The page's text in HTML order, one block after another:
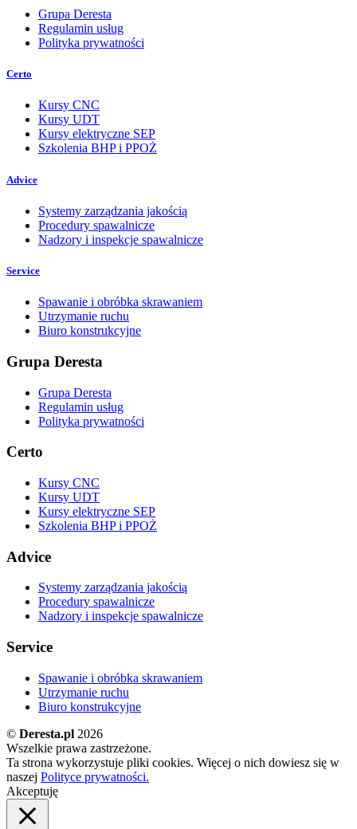
Grupa Deresta
Regulamin usług
Polityka prywatności
Certo
Kursy CNC
Kursy UDT
Kursy elektryczne SEP
Szkolenia BHP i PPOŻ
Advice
Systemy zarządzania jakością
Procedury spawalnicze
Nadzory i inspekcje spawalnicze
Service
Spawanie i obróbka skrawaniem
Utrzymanie ruchu
Biuro konstrukcyjne
Grupa Deresta
Grupa Deresta
Regulamin usług
Polityka prywatności
Certo
Kursy CNC
Kursy UDT
Kursy elektryczne SEP
Szkolenia BHP i PPOŻ
Advice
Systemy zarządzania jakością
Procedury spawalnicze
Nadzory i inspekcje spawalnicze
Service
Spawanie i obróbka skrawaniem
Utrzymanie ruchu
Biuro konstrukcyjne
© Deresta.pl 2026
Wszelkie prawa zastrzeżone.
Ta strona wykorzystuje pliki cookies. Więcej o nich dowiesz się w
naszej Polityce prywatności.
Akceptuję